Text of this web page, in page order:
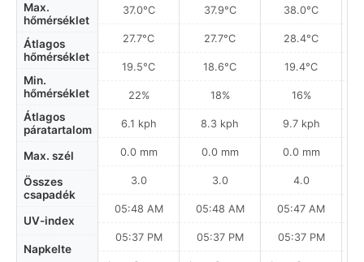
Max.
hőmérséklet
Átlagos
hőmérséklet
Min.
hőmérséklet
Átlagos
páratartalom
Max. szél
Összes
csapadék
UV-index
Napkelte
37.0°C
27.7°C
19.5°C
22%
6.1 kph
0.0 mm
3.0
05:48 AM
05:37 PM
37.9°C
27.7°C
18.6°C
18%
8.3 kph
0.0 mm
3.0
05:48 AM
05:37 PM
38.0°C
28.4°C
19.4°C
16%
9.7 kph
0.0 mm
4.0
05:47 AM
05:37 PM